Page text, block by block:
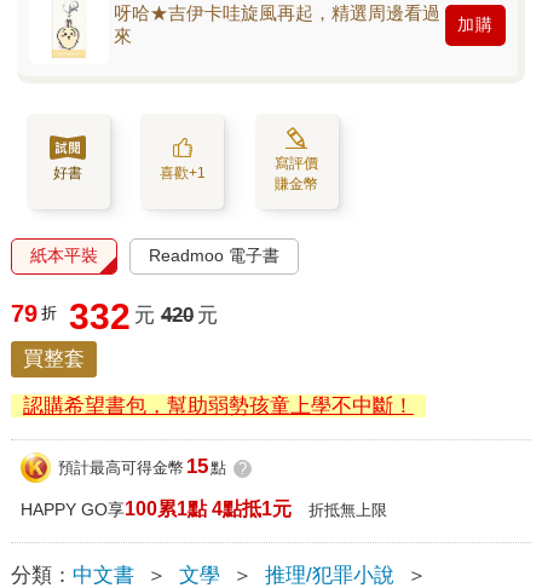
呀哈★吉伊卡哇旋風再起，精選周邊看過
來
加購
好書 喜歡+1
寫評價
賺金幣
紙本平裝 Readmoo 電子書
79 折 332 元 420 元
買整套
認購希望書包，幫助弱勢孩童上學不中斷！
預計最高可得金幣 15點 ?
HAPPY GO享100累1點 4點抵1元 折抵無上限
分類： 中文書 ＞ 文學 ＞ 推理/犯罪小說
＞